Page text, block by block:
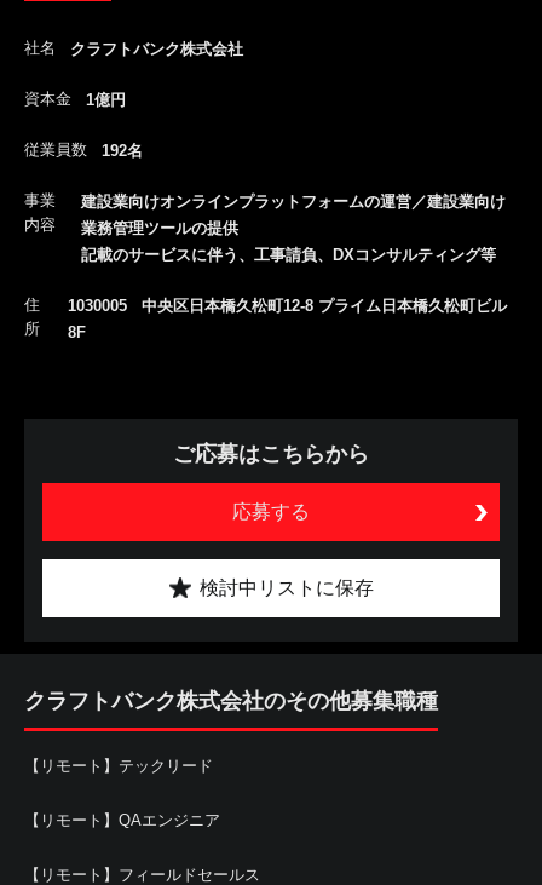
社名 クラフトバンク株式会社
資本金 1億円
従業員数 192名
事業
内容
建設業向けオンラインプラットフォームの運営／建設業向け
業務管理ツールの提供
記載のサービスに伴う、工事請負、DXコンサルティング等
住
所
1030005 中央区日本橋久松町12-8 プライム日本橋久松町ビル
8F
ご応募はこちらから
応募する
検討中リストに保存
クラフトバンク株式会社のその他募集職種
【リモート】テックリード
【リモート】QAエンジニア
【リモート】フィールドセールス